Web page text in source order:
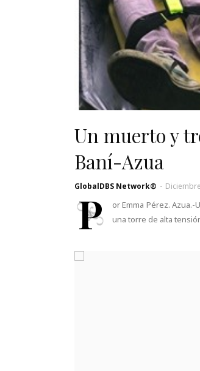
Un muerto y
Baní-Azua
GlobalDBS Network® -
P
or Emma Pérez.
una torre de alta